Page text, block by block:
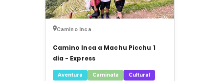
Camino Inca
Camino Inca a Machu Picchu 1
día - Express
Aventura Caminata Cultural